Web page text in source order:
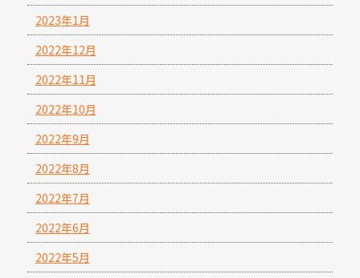
2023年1月
2022年12月
2022年11月
2022年10月
2022年9月
2022年8月
2022年7月
2022年6月
2022年5月